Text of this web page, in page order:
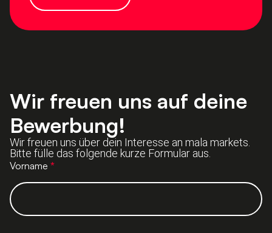
Wir freuen uns auf deine
Bewerbung!
Wir freuen uns über dein Interesse an mala markets.
Bitte fülle das folgende kurze Formular aus.
Bewerbung
Vorname *